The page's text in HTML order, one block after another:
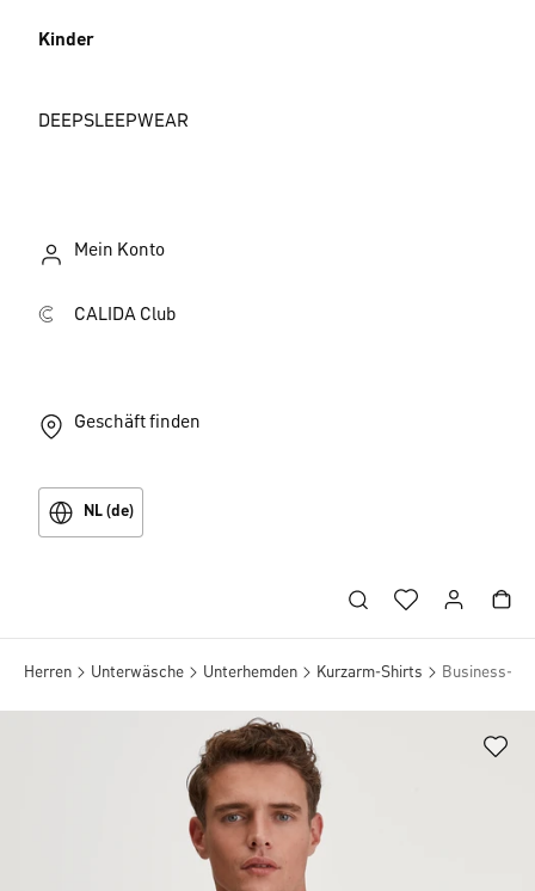
Kinder
DEEPSLEEPWEAR
Mein Konto
CALIDA Club
Geschäft finden
NL (de)
Herren Unterwäsche Unterhemden Kurzarm-Shirts Business-